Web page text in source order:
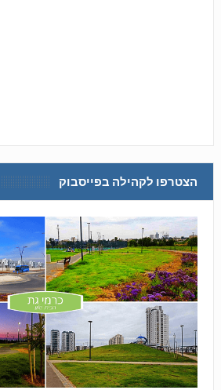
הצטרפו לקהילה בפייסבוק